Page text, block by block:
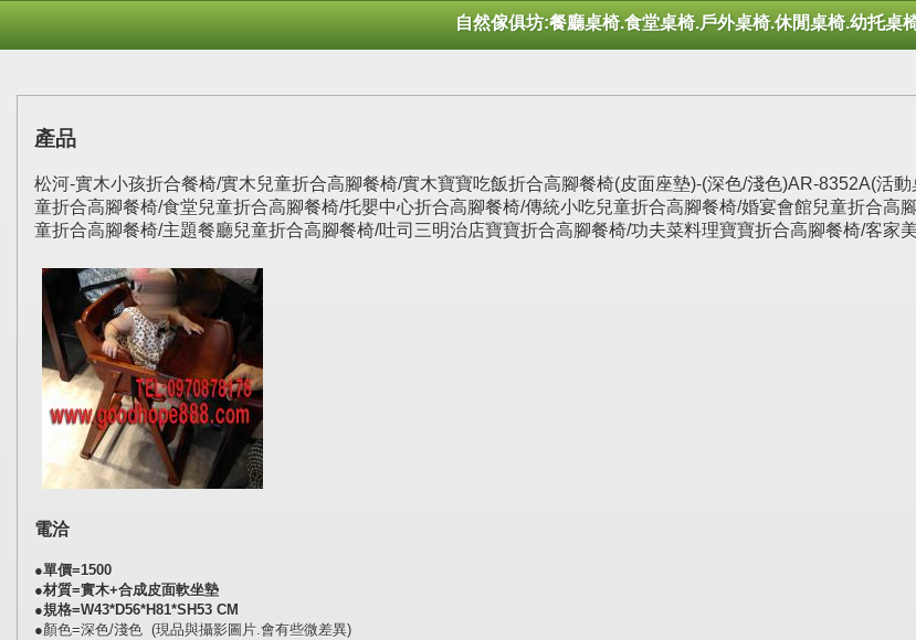
自然傢俱坊:餐廳桌椅.食堂桌椅.戶外桌椅.休閒桌椅.幼托桌
產品
松河-實木小孩折合餐椅/實木兒童折合高腳餐椅/實木寶寶吃飯折合高腳餐椅(皮面座墊)-(深色/淺色)AR-8352A(活
童折合高腳餐椅/食堂兒童折合高腳餐椅/托嬰中心折合高腳餐椅/傳統小吃兒童折合高腳餐椅/婚宴會館兒童折合高
童折合高腳餐椅/主題餐廳兒童折合高腳餐椅/吐司三明治店寶寶折合高腳餐椅/功夫菜料理寶寶折合高腳餐椅/客家
電洽
●單價=1500
●材質=實木+合成皮面軟坐墊
●規格=W43*D56*H81*SH53 CM
●顏色=深色/淺色 (現品與攝影圖片.會有些微差異)